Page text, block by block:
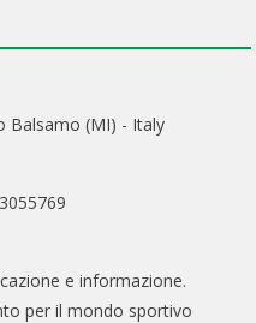
Balsamo (MI) - Italy
e informazione.
per il mondo sportivo